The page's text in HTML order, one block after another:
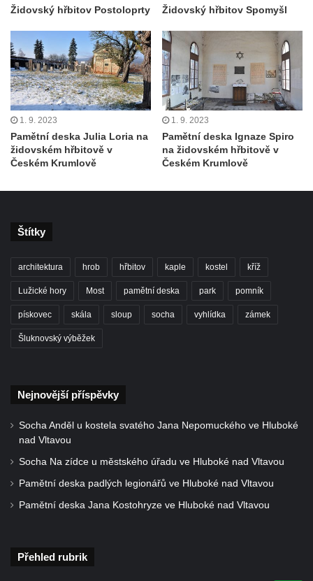
Židovský hřbitov Postoloprty Židovský hřbitov Spomyšl
1. 9. 2023
Pamětní deska Julia Loria na
židovském hřbitově v
Českém Krumlově
1. 9. 2023
Pamětní deska Ignaze Spiro
na židovském hřbitově v
Českém Krumlově
Štítky
architektura hrob hřbitov kaple kostel kříž
Lužické hory Most pamětní deska park pomník
pískovec skála sloup socha vyhlídka zámek
Šluknovský výběžek
Nejnovější příspěvky
Socha Anděl u kostela svatého Jana Nepomuckého ve Hluboké
nad Vltavou
Socha Na zídce u městského úřadu ve Hluboké nad Vltavou
Pamětní deska padlých legionářů ve Hluboké nad Vltavou
Pamětní deska Jana Kostohryze ve Hluboké nad Vltavou
Přehled rubrik